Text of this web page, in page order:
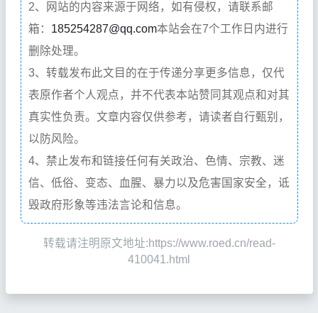
2、网站的内容来源于网络，如有侵权，请联系邮
箱： 185254287@qq.com本站会在7个工作日内进行
删除处理。
3、转载发布此文目的在于传递分享更多信息，仅代
表原作者个人观点，并不代表本站赞同其观点和对其
真实性负责。文章内容仅供参考，请读者自行甄别，
以防风险。
4、禁止发布和链接任何有关政治、色情、宗教、迷
信、低俗、变态、血腥、暴力以及危害国家安全，诋
毁政府形象等违法言论和信息。
转载请注明原文地址:https://www.roed.cn/read-
410041.html